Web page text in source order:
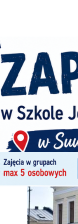
główna
05/06/2026 /
czujki dla